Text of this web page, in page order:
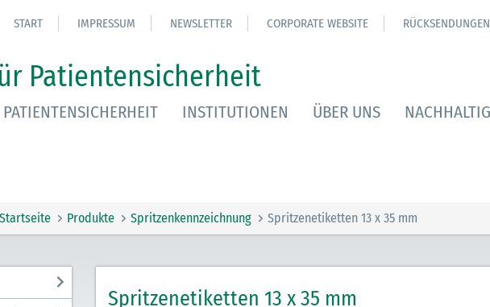
START IMPRESSUM NEWSLETTER CORPORATE WEBSITE RÜCKSENDUNGEN
Patientensicherheit
INSTITUTIONEN ÜBER UNS
Startseite Produkte Spritzenkennzeichnung Spritzenetiketten 13 x 35 mm
Spritzenetiketten 13 x 35 mm